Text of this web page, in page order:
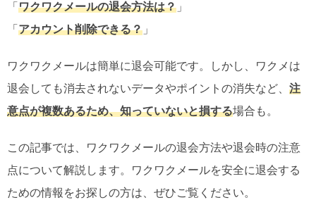
「 ワクワクメールの退会方法は？ 」
「 アカウント削除できる？ 」
ワクワクメールは簡単に退会可能です。しかし、ワクメは
退会しても消去されないデータやポイントの消失など、 注
意点が複数あるため、知っていないと損する場合も。
この記事では、ワクワクメールの退会方法や退会時の注意
点について解説します。ワクワクメールを安全に退会する
ための情報をお探しの方は、ぜひご覧ください。